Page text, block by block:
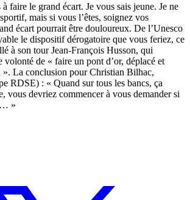
à faire le grand écart. Je vous sais jeune. Je ne
mais si vous l’êtes, soignez vos
écart pourrait être douloureux. De l’Unesco
le dispositif dérogatoire que vous feriez, ce
à son tour Jean-François Husson, qui
volonté de « faire un pont d’or, déplacé et
». La conclusion pour Christian Bilhac,
RDSE) : « Quand sur tous les bancs, ça
vous devriez commencer à vous demander si
»